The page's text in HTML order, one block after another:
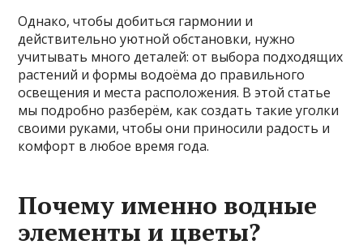
Однако, чтобы добиться гармонии и
действительно уютной обстановки, нужно
учитывать много деталей: от выбора подходящих
растений и формы водоёма до правильного
освещения и места расположения. В этой статье
мы подробно разберём, как создать такие уголки
своими руками, чтобы они приносили радость и
комфорт в любое время года.
Почему именно водные
элементы и цветы?